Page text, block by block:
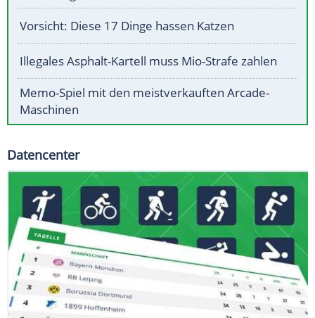
Vorsicht: Diese 17 Dinge hassen Katzen
Illegales Asphalt-Kartell muss Mio-Strafe zahlen
Memo-Spiel mit den meistverkauften Arcade-
Maschinen
Datencenter